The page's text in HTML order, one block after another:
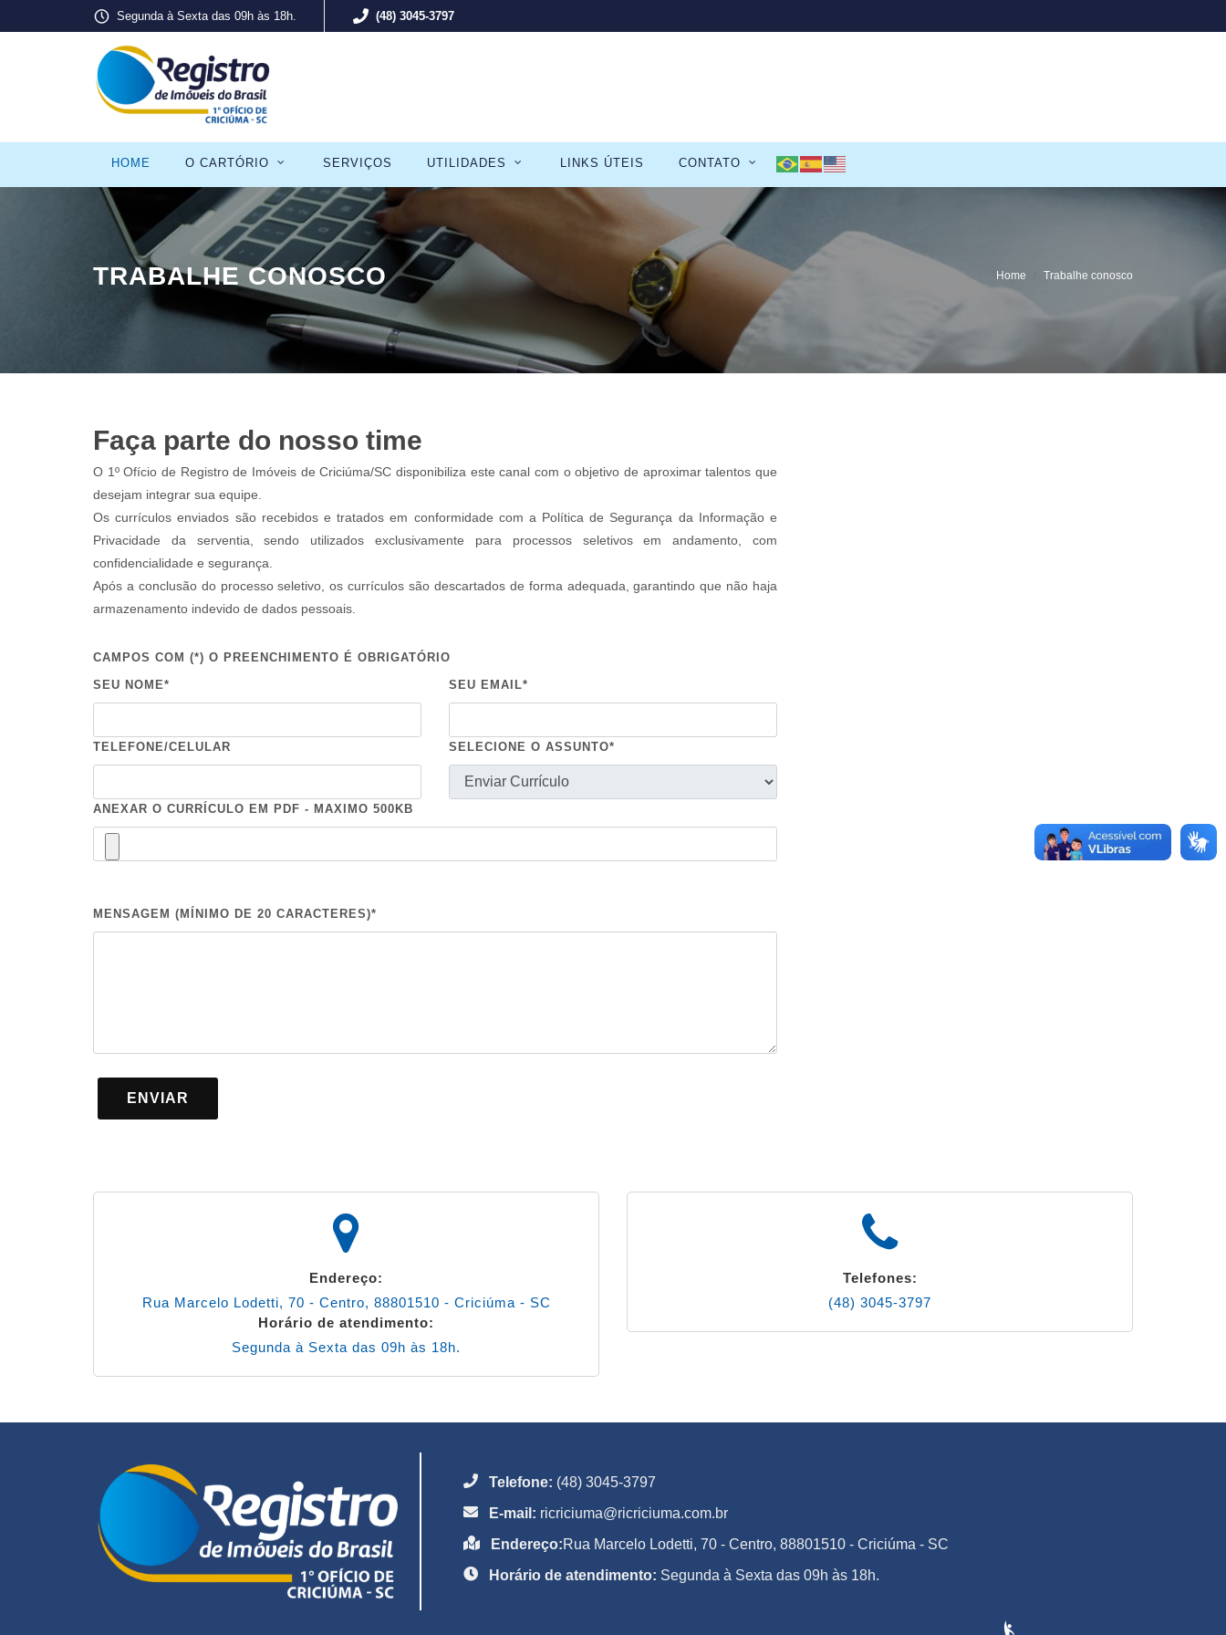
Segunda à Sexta das 09h às 18h. (48) 3045-3797
HOME O CARTÓRIO SERVIÇOS UTILIDADES LINKS ÚTEIS CONTATO
TRABALHE CONOSCO Home Trabalhe conosco
Faça parte do nosso time
O 1º Ofício de Registro de Imóveis de Criciúma/SC disponibiliza este canal com o objetivo de aproximar talentos que
desejam integrar sua equipe.
Os currículos enviados são recebidos e tratados em conformidade com a Política de Segurança da Informação e
Privacidade da serventia, sendo utilizados exclusivamente para processos seletivos em andamento, com
confidencialidade e segurança.
Após a conclusão do processo seletivo, os currículos são descartados de forma adequada, garantindo que não haja
armazenamento indevido de dados pessoais.
CAMPOS COM (*) O PREENCHIMENTO É OBRIGATÓRIO
SEU NOME*
SEU EMAIL*
TELEFONE/CELULAR SELECIONE O ASSUNTO*
ANEXAR O CURRÍCULO EM PDF - MAXIMO 500KB
MENSAGEM (MÍNIMO DE 20 CARACTERES)*
Endereço:
Rua Marcelo Lodetti, 70 - Centro, 88801510 - Criciúma - SC
Horário de atendimento:
Segunda à Sexta das 09h às 18h.
Telefones:
(48) 3045-3797
Telefone: (48) 3045-3797
E-mail: ricriciuma@ricriciuma.com.br
Endereço:Rua Marcelo Lodetti, 70 - Centro, 88801510 - Criciúma - SC
Horário de atendimento: Segunda à Sexta das 09h às 18h.